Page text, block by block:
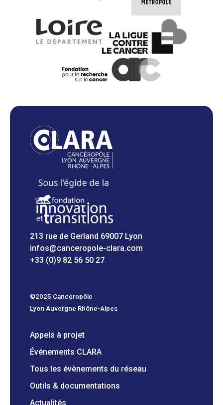
213 rue de Gerland 69007 Lyon
infos@canceropole-clara.com
+33 (0)9 82 56 50 27
©2025 Cancéropôle
Lyon Auvergne Rhône-Alpes
Appels à projet
Événements CLARA
Tous les évènements du réseau
Outils & documentations
Actualités